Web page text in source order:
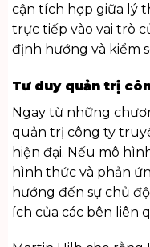
cận tích hợp giữa lý
trực tiếp vào vai trò
định hướng và kiểm
Tư duy quản trị
Ngay từ những
quản trị công ty
hiện đại. Nếu mô
hình thức và phản
hướng đến sự chủ
ích của các bên liên